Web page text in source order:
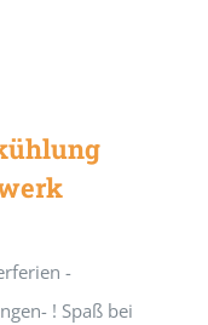
-
! Spaß bei